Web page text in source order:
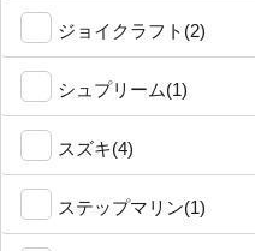
ジョイクラフト(2)
シュプリーム(1)
スズキ(4)
ステップマリン(1)